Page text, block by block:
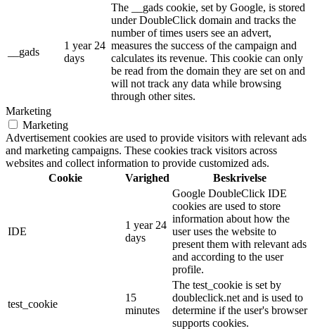
__gads
1 year 24
days
The __gads cookie, set by Google, is stored
under DoubleClick domain and tracks the
number of times users see an advert,
measures the success of the campaign and
calculates its revenue. This cookie can only
be read from the domain they are set on and
will not track any data while browsing
through other sites.
Marketing
Marketing
Advertisement cookies are used to provide visitors with relevant ads
and marketing campaigns. These cookies track visitors across
websites and collect information to provide customized ads.
Cookie
Varighed Beskrivelse
IDE
1 year 24
days
Google DoubleClick IDE
cookies are used to store
information about how the
user uses the website to
present them with relevant ads
and according to the user
profile.
test_cookie
15
minutes
The test_cookie is set by
doubleclick.net and is used to
determine if the user's browser
supports cookies.